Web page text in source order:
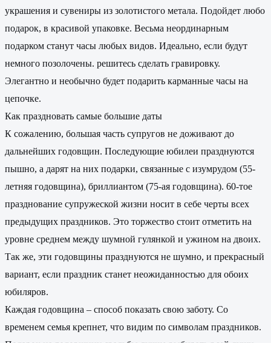
украшения и сувениры из золотистого метала. Подойдет любо
подарок, в красивой упаковке. Весьма неординарным
подарком станут часы любых видов. Идеально, если будут
немного позолочены. решитесь сделать гравировку.
Элегантно и необычно будет подарить карманные часы на
цепочке.
Как праздновать самые большие даты
К сожалению, большая часть супругов не доживают до
дальнейших годовщин. Последующие юбилеи празднуются
пышно, а дарят на них подарки, связанные с изумрудом (55-
летняя годовщина), бриллиантом (75-ая годовщина). 60-тое
празднование супружеской жизни носит в себе черты всех
предыдущих праздников. Это торжество стоит отметить на
уровне среднем между шумной гулянкой и ужином на двоих.
Так же, эти годовщины празднуются не шумно, и прекрасный
вариант, если праздник станет неожиданностью для обоих
юбиляров.
Каждая годовщина – способ показать свою заботу. Со
временем семья крепнет, что видим по символам праздников.